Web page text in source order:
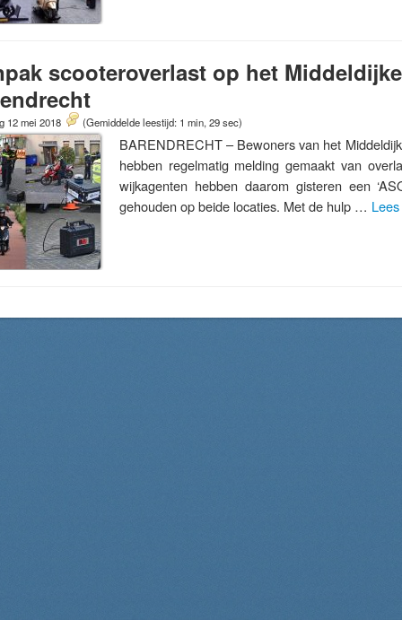
scooteroverlast op het
12 mei 2018 (Gemiddelde leestijd: 1 min, 29 sec)
BARENDRECHT – Bewoners van het
hebben regelmatig melding gemaakt van
wijkagenten hebben daarom gisteren een
gehouden op beide locaties. Met de hulp …